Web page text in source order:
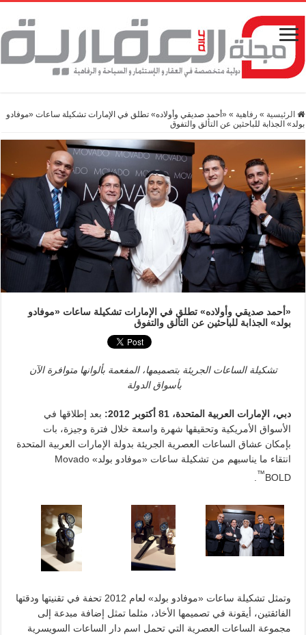
الرئيسية » رفاهية » «أحمد صديقي وأولاده» تطلق في الإمارات تشكيلة ساعات «موفادو
بولد» الجذابة للباحثين عن التألق والتفوق
«أحمد صديقي وأولاده» تطلق في الإمارات تشكيلة ساعات «موفادو
بولد» الجذابة للباحثين عن التألق والتفوق
تشكيلة الساعات الجريئة بتصميمها، المفعمة بألوانها متوافرة الآن
بأسواق الدولة
دبي، الإمارات العربية المتحدة، 81 أكتوبر 2012
: بعد إطلاقها في
الأسواق الأمريكية وتحقيقها شهرة واسعة خلال فترة وجيزة، بات
بإمكان عشاق الساعات العصرية الجريئة بدولة الإمارات العربية المتحدة
انتقاء ما يناسبهم من تشكيلة ساعات «موفادو بولد» Movado
BOLD
™
وتمثل تشكيلة ساعات «موفادو بولد» لعام 2012 تحفة في تقنيتها ودقتها
الفائقتين، أيقونة في تصميمها الأخاذ، مثلما تمثل إضافة مبدعة إلى
مجموعة الساعات العصرية التي تحمل اسم دار الساعات السويسرية